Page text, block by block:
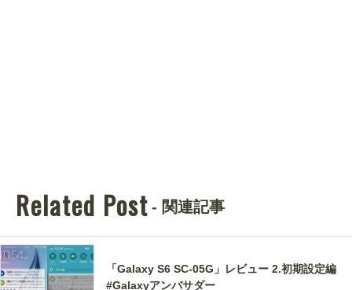
Related Post - 関連記事
「Galaxy S6 SC-05G」レビュー 2.初期設定編
#Galaxyアンバサダー